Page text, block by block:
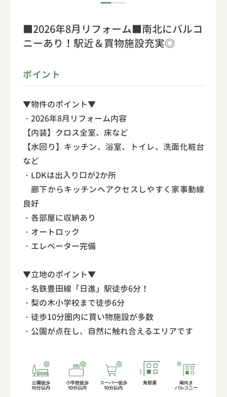
■2026年8月リフォーム■南北にバルコ
ニーあり！駅近＆買物施設充実◎
ポイント
▼物件のポイント▼
・2026年8月リフォーム内容
【内装】クロス全室、床など
【水回り】キッチン、浴室、トイレ、洗面化粧台
など
・LDKは出入り口が2か所
廊下からキッチンへアクセスしやすく家事動線
良好
・各部屋に収納あり
・オートロック
・エレベーター完備
▼立地のポイント▼
・名鉄豊田線「日進」駅徒歩6分！
・梨の木小学校まで徒歩6分
・徒歩10分圏内に買い物施設が多数
・公園が点在し、自然に触れ合えるエリアです
公園徒歩
10分以内
小学校徒歩
10分以内
スーパー徒歩
10分以内
角部屋
南向き
バルコニー